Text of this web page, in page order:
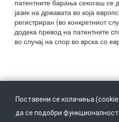
патентните барања секогаш се
јазик на државата во која
регистриран (во конкретниот
додека превод на патентните
во случај на спор во врска со
Поставени се колачиња
да се подобри